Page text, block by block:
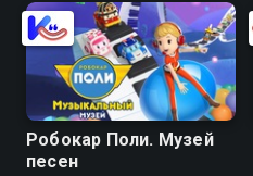
Робокар Поли. Музей
песен